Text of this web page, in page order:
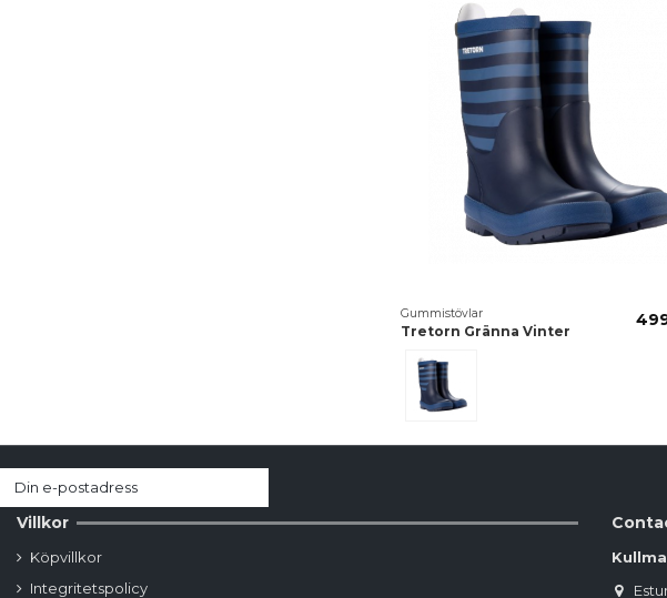
Gummistövlar
Tretorn Gränna Vinter
Navy/Storm Blue
Villkor
Köpvillkor
Integritetspolicy